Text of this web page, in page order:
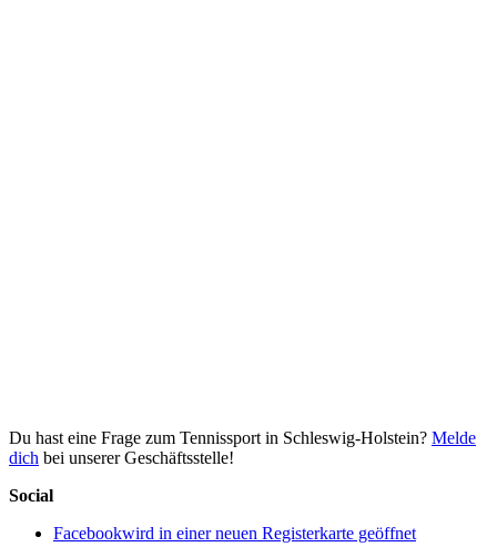
Du hast eine Frage zum Tennissport in Schleswig-Holstein? Melde
dich bei unserer Geschäftsstelle!
Social
Facebookwird in einer neuen Registerkarte geöffnet